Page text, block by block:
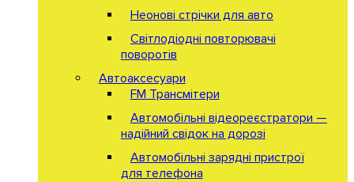
Неонові стрічки для авто
Світлодіодні повторювачі
поворотів
Автоаксесуари
FM Трансмітери
Автомобільні відеореєстратори —
надійний свідок на дорозі
Автомобільні зарядні пристрої
для телефона